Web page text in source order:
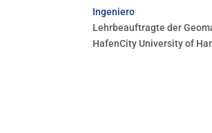
Ingeniero
Lehrbeauftragte der
HafenCity University of